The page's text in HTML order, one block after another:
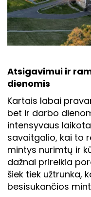
Atsigavimui ir
dienomis
Kartais labai
bet ir darbo
intensyvaus
savaitgalio, kai to
mintys nurimtų ir
dažnai prireikia
šiek tiek užtrunka,
besisukančios